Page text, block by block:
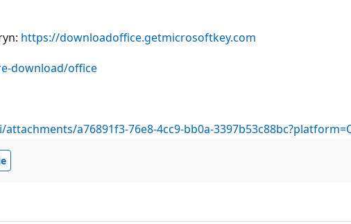
https://downloadoffice.getmicrosoftkey.com
download/office
a76891f3-76e8-4cc9-bb0a-